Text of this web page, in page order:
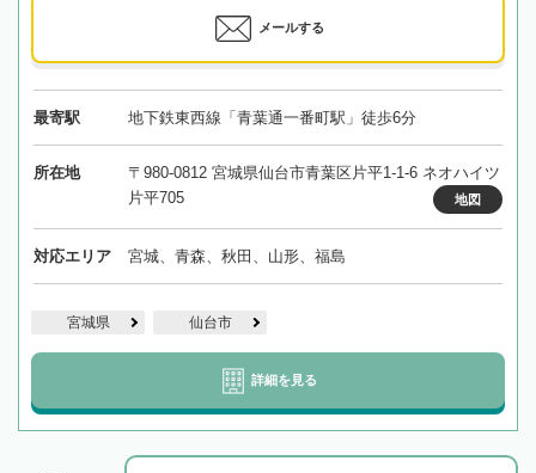
メールする
最寄駅 地下鉄東西線「青葉通一番町駅」徒歩6分
所在地
〒980-0812 宮城県仙台市青葉区片平1-1-6 ネオハイツ
片平705
地図
対応エリア 宮城、青森、秋田、山形、福島
宮城県 仙台市
詳細を見る